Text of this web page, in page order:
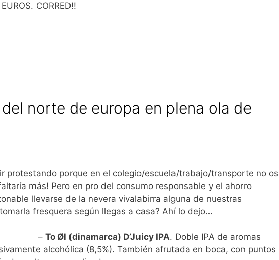
CORRED!!
norte de europa en plena ola de
protestando porque en el colegio/escuela/trabajo/transporte no os
más! Pero en pro del consumo responsable y el ahorro
llevarse de la nevera vivalabirra alguna de nuestras
fresquera según llegas a casa? Ahí lo dejo…
– To Øl (dinamarca) D’Juicy IPA. Doble IPA de aromas
alcohólica (8,5%). También afrutada en boca, con puntos